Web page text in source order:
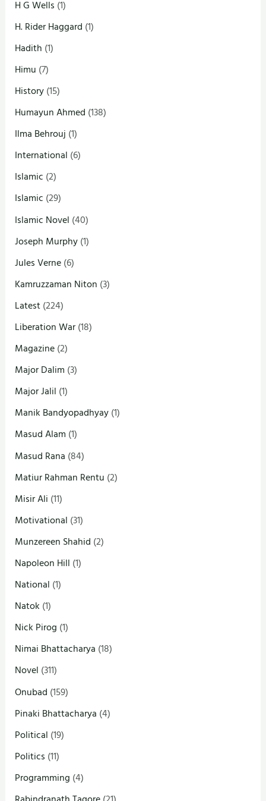
H G Wells (1)
H. Rider Haggard (1)
Hadith (1)
Himu (7)
History(15)
Humayun Ahmed (138)
Ilma Behrouj (1)
International (6)
Islamic (2)
Islamic (29)
Islamic Novel (40)
Joseph Murphy(1)
Jules Verne(6)
Kamruzzaman Niton (3)
Latest(224)
Liberation War(18)
Magazine(2)
Major Dalim (3)
Major Jalil (1)
Manik Bandyopadhyay(1)
Masud Alam (1)
Masud Rana (84)
Matiur Rahman Rentu (2)
Misir Ali (11)
Motivational (31)
Munzereen Shahid (2)
Napoleon Hill (1)
National (1)
Natok (1)
Nick Pirog (1)
Nimai Bhattacharya (18)
Novel (311)
Onubad (159)
Pinaki Bhattacharya (4)
Political (19)
Politics (11)
Programming (4)